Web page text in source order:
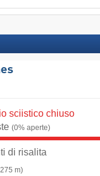
sciistico chiuso
(0% aperte)
di risalita
m)